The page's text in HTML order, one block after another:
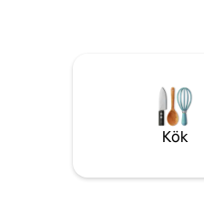
Elvattenkokare -
Mse, Mntr,
- Bosch varmvatten, - 5 minuters
promenad till
tågresa till Mhttn/
Kök